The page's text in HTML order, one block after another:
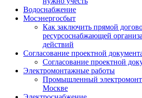
Водоснабжение
Мосэнергосбыт
Как заключить прямой
ресурсоснабжающей
действий
Согласование проектной
Согласование проектной
Электромонтажные работы
Промышленный
Москве